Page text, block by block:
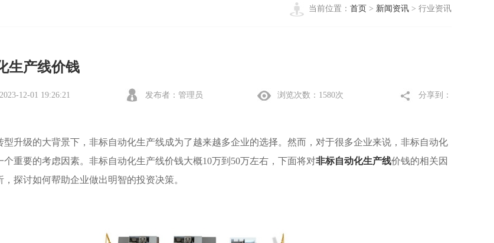
当前位置： 首页 > 新闻资讯 > 行业资讯
生产线价钱
12-01 19:26:21 发布者：管理员 浏览次数：1580次 分享到：
型升级的大背景下，非标自动化生产线成为了越来越多企业的选择。然而，对于很多企业来说，非标自动化
个重要的考虑因素。非标自动化生产线价钱大概10万到50万左右，下面将对非标自动化生产线价钱的相关因
探讨如何帮助企业做出明智的投资决策。